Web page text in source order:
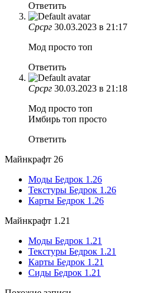
Ответить
Срсрг 30.03.2023 в 21:17
Мод просто топ
Ответить
Срсрг 30.03.2023 в 21:18
Мод просто топ
Имбирь топ просто
Ответить
Майнкрафт 26
Моды Бедрок 1.26
Текстуры Бедрок 1.26
Карты Бедрок 1.26
Майнкрафт 1.21
Моды Бедрок 1.21
Текстуры Бедрок 1.21
Карты Бедрок 1.21
Сиды Бедрок 1.21